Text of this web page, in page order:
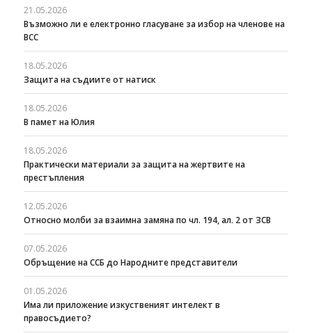
21.05.2026
Възможно ли е електронно гласуване за избор на членове на
ВСС
18.05.2026
Защита на съдиите от натиск
18.05.2026
В памет на Юлия
18.05.2026
Практически материали за защита на жертвите на
престъпления
12.05.2026
Относно молби за взаимна замяна по чл. 194, ал. 2 от ЗСВ
07.05.2026
Обръщение на ССБ до Народните представители
01.05.2026
Има ли приложение изкуственият интелект в
правосъдието?